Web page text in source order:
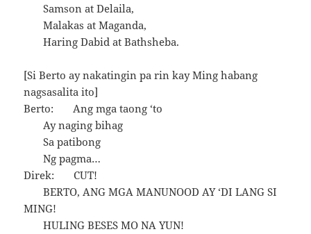
Samson at Delaila,
Malakas at Maganda,
Haring Dabid at Bathsheba.
[Si Berto ay nakatingin pa rin kay Ming habang
nagsasalita ito]
Berto: Ang mga taong ‘to
Ay naging bihag
Sa patibong
Ng pagma…
Direk: CUT!
BERTO, ANG MGA MANUNOOD AY ‘DI LANG SI
MING!
HULING BESES MO NA YUN!